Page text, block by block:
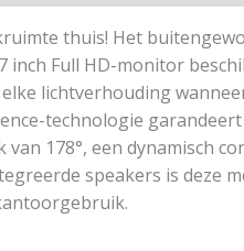
thuis! Het
Full HD-monitor
lichtverhouding
technologie
178°, een dynamisch
speakers is deze